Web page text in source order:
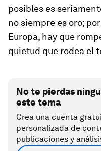
posibles es
no siempre es oro;
Europa, hay que
quietud que rodea el
No te pierdas
este tema
Crea una cuenta
personalizada de
publicaciones y